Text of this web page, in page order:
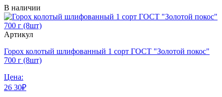
В наличии
Артикул
Горох колотый шлифованный 1 сорт ГОСТ "Золотой покос"
700 г (8шт)
Цена:
26 30₽